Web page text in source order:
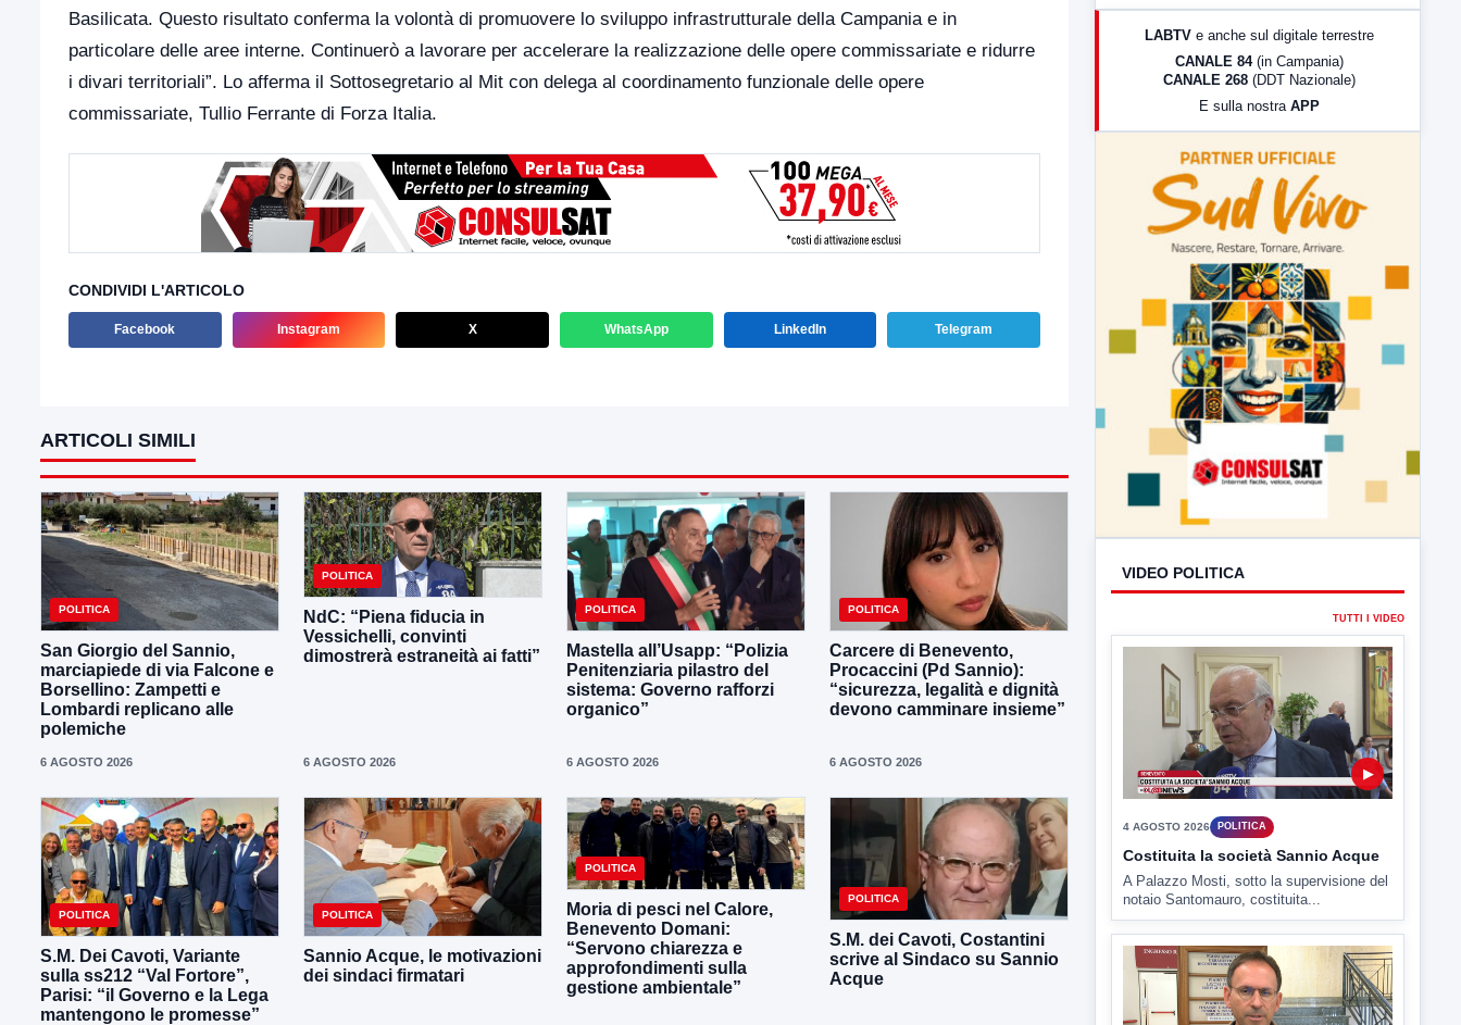
Basilicata. Questo risultato conferma la volontà di promuovere lo sviluppo infrastrutturale della Campania e in
particolare delle aree interne. Continuerò a lavorare per accelerare la realizzazione delle opere commissariate e ridurre
i divari territoriali”. Lo afferma il Sottosegretario al Mit con delega al coordinamento funzionale delle opere
commissariate, Tullio Ferrante di Forza Italia.
CONDIVIDI L'ARTICOLO
Facebook Instagram X WhatsApp LinkedIn Telegram
ARTICOLI SIMILI
POLITICA
San Giorgio del Sannio,
marciapiede di via Falcone e
Borsellino: Zampetti e
Lombardi replicano alle
polemiche
6 AGOSTO 2026
POLITICA
NdC: “Piena fiducia in
Vessichelli, convinti
dimostrerà estraneità ai fatti”
6 AGOSTO 2026
POLITICA
Mastella all’Usapp: “Polizia
Penitenziaria pilastro del
sistema: Governo rafforzi
organico”
6 AGOSTO 2026
POLITICA
Carcere di Benevento,
Procaccini (Pd Sannio):
“sicurezza, legalità e dignità
devono camminare insieme”
6 AGOSTO 2026
POLITICA
S.M. Dei Cavoti, Variante
sulla ss212 “Val Fortore”,
Parisi: “il Governo e la Lega
mantengono le promesse”
POLITICA
Sannio Acque, le motivazioni
dei sindaci firmatari
POLITICA
Moria di pesci nel Calore,
Benevento Domani:
“Servono chiarezza e
approfondimenti sulla
gestione ambientale”
POLITICA
S.M. dei Cavoti, Costantini
scrive al Sindaco su Sannio
Acque
LabNews (Diretta)
LabNews (replica)
LABTV e anche sul digitale terrestre
CANALE 84 (in Campania)
CANALE 268 (DDT Nazionale)
E sulla nostra APP
VIDEO POLITICA
TUTTI I VIDEO
▶
4 AGOSTO 2026 POLITICA
Costituita la società Sannio Acque
A Palazzo Mosti, sotto la supervisione del
notaio Santomauro, costituita...